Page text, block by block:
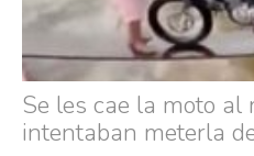
mujeres
Se les cae la moto
intentaban meterla